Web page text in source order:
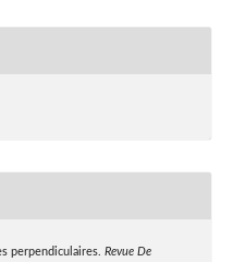
perpendiculaires. Revue De